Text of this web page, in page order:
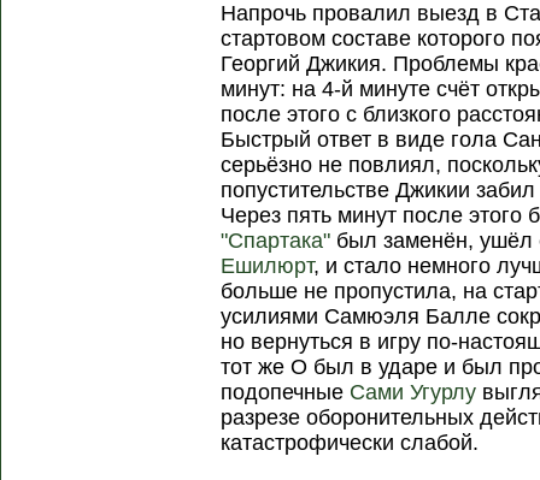
Напрочь провалил выезд в
стартовом составе которого
Георгий Джикия. Проблемы
минут: на 4-й минуте счёт
после этого с близкого
Быстрый ответ в виде гола
серьёзно не повлиял,
попустительстве Джикии
Через пять минут после
"Спартака" был заменён, ушёл
Ешилюрт, и стало немного
больше не пропустила, на
усилиями Самюэля Балле
но вернуться в игру по-
тот же О был в ударе и был
подопечные Сами Угурлу
разрезе оборонительных
катастрофически слабой.